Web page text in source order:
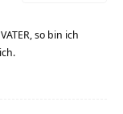
so bin ich